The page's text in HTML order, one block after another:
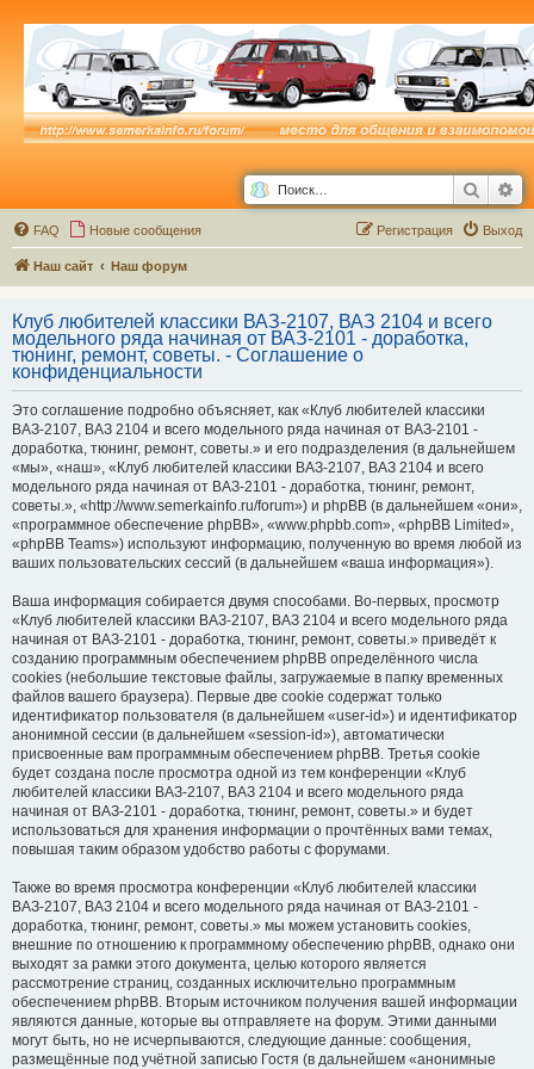
Поиск
FAQ Новые сообщения Выход
Регистрация
Наш сайт Наш форум
Клуб любителей классики ВАЗ-2107, ВАЗ 2104 и всего
модельного ряда начиная от ВАЗ-2101 - доработка,
тюнинг, ремонт, советы. - Соглашение о
конфиденциальности
Это соглашение подробно объясняет, как «Клуб любителей классики
ВАЗ-2107, ВАЗ 2104 и всего модельного ряда начиная от ВАЗ-2101 -
доработка, тюнинг, ремонт, советы.» и его подразделения (в дальнейшем
«мы», «наш», «Клуб любителей классики ВАЗ-2107, ВАЗ 2104 и всего
модельного ряда начиная от ВАЗ-2101 - доработка, тюнинг, ремонт,
советы.», «http://www.semerkainfo.ru/forum») и phpBB (в дальнейшем «они»,
«программное обеспечение phpBB», «www.phpbb.com», «phpBB Limited»,
«phpBB Teams») используют информацию, полученную во время любой из
ваших пользовательских сессий (в дальнейшем «ваша информация»).
Ваша информация собирается двумя способами. Во-первых, просмотр
«Клуб любителей классики ВАЗ-2107, ВАЗ 2104 и всего модельного ряда
начиная от ВАЗ-2101 - доработка, тюнинг, ремонт, советы.» приведёт к
созданию программным обеспечением phpBB определённого числа
cookies (небольшие текстовые файлы, загружаемые в папку временных
файлов вашего браузера). Первые две cookie содержат только
идентификатор пользователя (в дальнейшем «user-id») и идентификатор
анонимной сессии (в дальнейшем «session-id»), автоматически
присвоенные вам программным обеспечением phpBB. Третья cookie
будет создана после просмотра одной из тем конференции «Клуб
любителей классики ВАЗ-2107, ВАЗ 2104 и всего модельного ряда
начиная от ВАЗ-2101 - доработка, тюнинг, ремонт, советы.» и будет
использоваться для хранения информации о прочтённых вами темах,
повышая таким образом удобство работы с форумами.
Также во время просмотра конференции «Клуб любителей классики
ВАЗ-2107, ВАЗ 2104 и всего модельного ряда начиная от ВАЗ-2101 -
доработка, тюнинг, ремонт, советы.» мы можем установить cookies,
внешние по отношению к программному обеспечению phpBB, однако они
выходят за рамки этого документа, целью которого является
рассмотрение страниц, созданных исключительно программным
обеспечением phpBB. Вторым источником получения вашей информации
являются данные, которые вы отправляете на форум. Этими данными
могут быть, но не исчерпываются, следующие данные: сообщения,
размещённые под учётной записью Гостя (в дальнейшем «анонимные